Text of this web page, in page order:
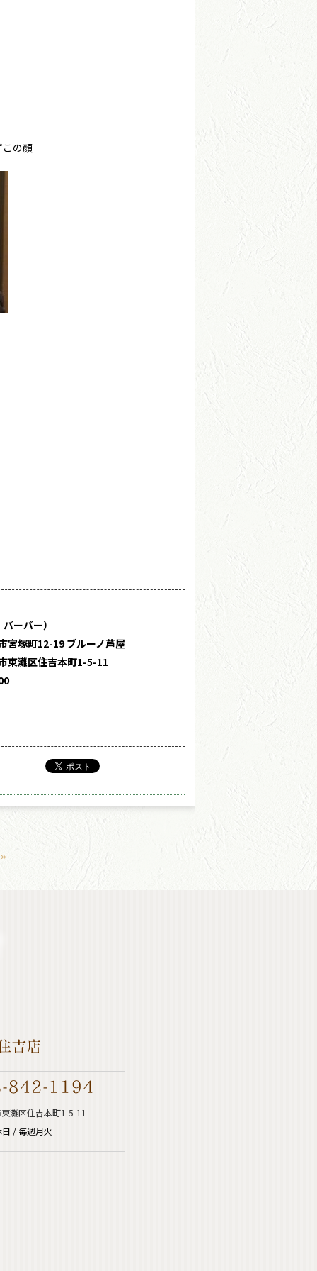
この顔
ーバー）
塚町12-19 ブルーノ芦屋
灘区住吉本町1-5-11
灘区住吉本町1-5-11
/ 毎週月火